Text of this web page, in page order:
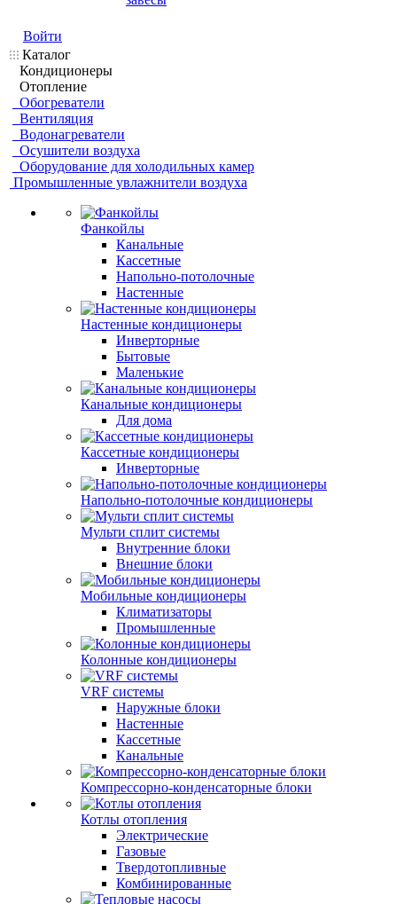
Войти
Каталог
Кондиционеры
Отопление
Обогреватели
Вентиляция
Водонагреватели
Осушители воздуха
Оборудование для холодильных камер
Промышленные увлажнители воздуха
Фанкойлы
Канальные
Кассетные
Напольно-потолочные
Настенные
Настенные кондиционеры
Инверторные
Бытовые
Маленькие
Канальные кондиционеры
Для дома
Кассетные кондиционеры
Инверторные
Напольно-потолочные кондиционеры
Мульти сплит системы
Внутренние блоки
Внешние блоки
Мобильные кондиционеры
Климатизаторы
Промышленные
Колонные кондиционеры
VRF системы
Наружные блоки
Настенные
Кассетные
Канальные
Компрессорно-конденсаторные блоки
Котлы отопления
Электрические
Газовые
Твердотопливные
Комбинированные